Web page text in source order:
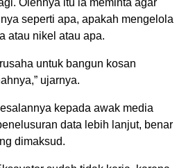
seperti apa, apakah mengelola
atau nikel atau apa.
untuk bangun kosan
ujarnya.
kepada awak media
data lebih lanjut, benar
dimaksud.